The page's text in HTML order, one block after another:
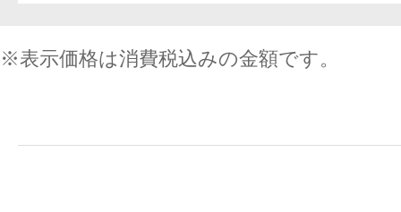
ファッション
※表示価格は消費税込みの金額です。